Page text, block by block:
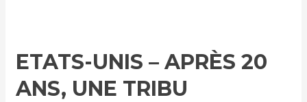
ETATS-UNIS – APRÈS 20
ANS, UNE TRIBU